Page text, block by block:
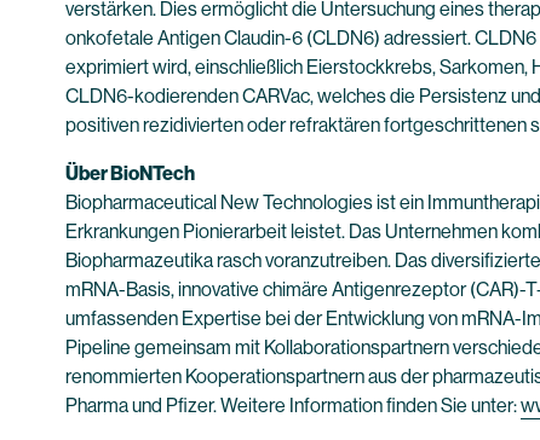
verstärken. Dies ermöglicht die Untersuchung eines
onkofetale Antigen Claudin-6 (CLDN6) adressiert.
exprimiert wird, einschließlich Eierstockkrebs,
CLDN6-kodierenden CARVac, welches die Persistenz
positiven rezidivierten oder refraktären fortgeschrittenen
Über BioNTech
Biopharmaceutical New Technologies ist ein
Erkrankungen Pionierarbeit leistet. Das Unternehmen
Biopharmazeutika rasch voranzutreiben. Das
mRNA-Basis, innovative chimäre Antigenrezeptor
umfassenden Expertise bei der Entwicklung von mRNA-
Pipeline gemeinsam mit Kollaborationspartnern
renommierten Kooperationspartnern aus der
Pharma und Pfizer. Weitere Information finden Sie unter: